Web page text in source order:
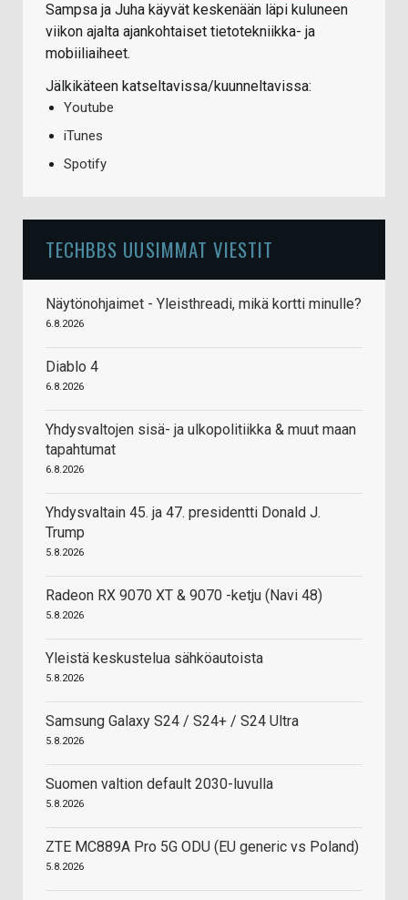
Sampsa ja Juha käyvät keskenään läpi kuluneen
viikon ajalta ajankohtaiset tietotekniikka- ja
mobiiliaiheet.
Jälkikäteen katseltavissa/kuunneltavissa:
Youtube
iTunes
Spotify
TECHBBS UUSIMMAT VIESTIT
Näytönohjaimet - Yleisthreadi, mikä kortti minulle?
6.8.2026
Diablo 4
6.8.2026
Yhdysvaltojen sisä- ja ulkopolitiikka & muut maan
tapahtumat
6.8.2026
Yhdysvaltain 45. ja 47. presidentti Donald J.
Trump
5.8.2026
Radeon RX 9070 XT & 9070 -ketju (Navi 48)
5.8.2026
Yleistä keskustelua sähköautoista
5.8.2026
Samsung Galaxy S24 / S24+ / S24 Ultra
5.8.2026
Suomen valtion default 2030-luvulla
5.8.2026
ZTE MC889A Pro 5G ODU (EU generic vs Poland)
5.8.2026